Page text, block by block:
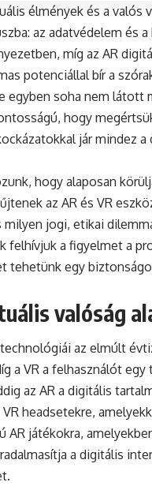
élmények és a
az adatvédelem és
míg az AR
potenciállal bír a
egyben soha nem látott
hogy
jár mindez
hogy alaposan
az AR és VR
jogi, etikai
felhívjuk a figyelmet a
tehetünk egy
valóság
az elmúlt
a VR a felhasználót
az AR a digitális
headsetekre,
játékokra,
a digitális